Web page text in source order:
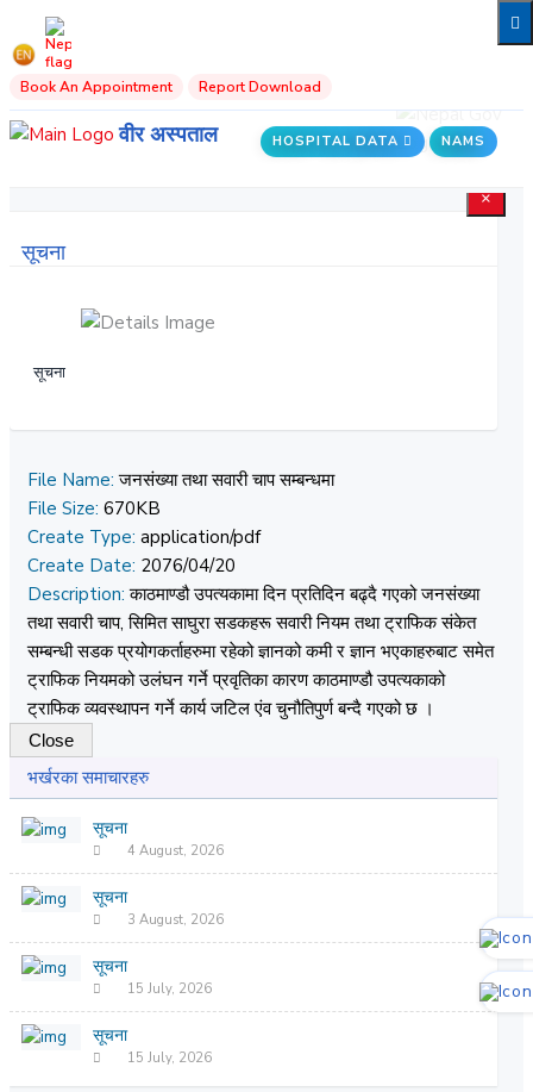
Book An Appointment Report Download
वीर अस्पताल HOSPITAL DATA NAMS
सूचना
सूचना
×
File Name: जनसंख्या तथा सवारी चाप सम्बन्धमा
File Size: 670KB
Create Type: application/pdf
Create Date: 2076/04/20
Description: काठमाण्डौ उपत्यकामा दिन प्रतिदिन बढ्दै गएको जनसंख्या
तथा सवारी चाप, सिमित साघुरा सडकहरू सवारी नियम तथा ट्राफिक संकेत
सम्बन्धी सडक प्रयोगकर्ताहरुमा रहेको ज्ञानको कमी र ज्ञान भएकाहरुबाट समेत
ट्राफिक नियमको उलंघन गर्ने प्रवृतिका कारण काठमाण्डौ उपत्यकाको
ट्राफिक व्यवस्थापन गर्ने कार्य जटिल एंव चुनौतिपुर्ण बन्दै गएको छ ।
Close
भर्खरका समाचारहरु
सूचना
4 August, 2026
सूचना
3 August, 2026
सूचना
15 July, 2026
सूचना
15 July, 2026